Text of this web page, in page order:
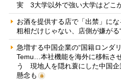
実 3大学以外で強い大学はどこ
お酒を提供する店で「出禁」に
粗相だけじゃない、店側が嫌がる
急増する中国企業の“国籍ロンダ
Temu…本社機能を海外に移転さ
う 現地人を隠れ蓑にした中国企
懸念も